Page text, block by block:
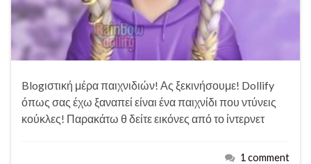
Blogιστική μέρα παιχνιδιών! Ας ξεκινήσουμε! Dollify
όπως σας έχω ξαναπεί είναι ένα παιχνίδι που ντύνεις
κούκλες! Παρακάτω θ δείτε εικόνες από το ίντερνετ
1 comment